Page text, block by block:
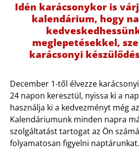
Idén karácsonykor is
kalendárium, hogy
meglepetésekkel,
karácsonyi
December 1-től élvezze
24 napon keresztül, nyissa ki a
használja ki a kedvezményt még
Kalendáriumunk minden napra
szolgáltatást tartogat az Ön
folyamatosan figyelni naptárunkat.